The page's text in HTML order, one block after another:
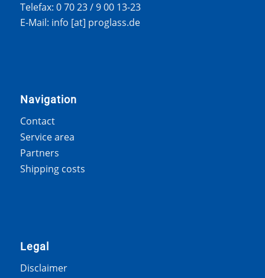
Telefax: 0 70 23 / 9 00 13-23
E-Mail: info [at] proglass.de
Navigation
Contact
Service area
Partners
Shipping costs
Legal
Disclaimer